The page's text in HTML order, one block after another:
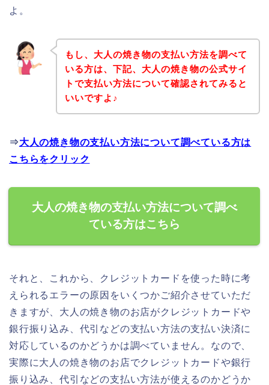
よ。
もし、大人の焼き物の支払い方法を調べて
いる方は、下記、大人の焼き物の公式サイ
トで支払い方法について確認されてみると
いいですよ♪
⇒大人の焼き物の支払い方法について調べている方は
こちらをクリック
大人の焼き物の支払い方法について調べ
ている方はこちら
それと、これから、クレジットカードを使った時に考
えられるエラーの原因をいくつかご紹介させていただ
きますが、大人の焼き物のお店がクレジットカードや
銀行振り込み、代引などの支払い方法の支払い決済に
対応しているのかどうかは調べていません。なので、
実際に大人の焼き物のお店でクレジットカードや銀行
振り込み、代引などの支払い方法が使えるのかどうか